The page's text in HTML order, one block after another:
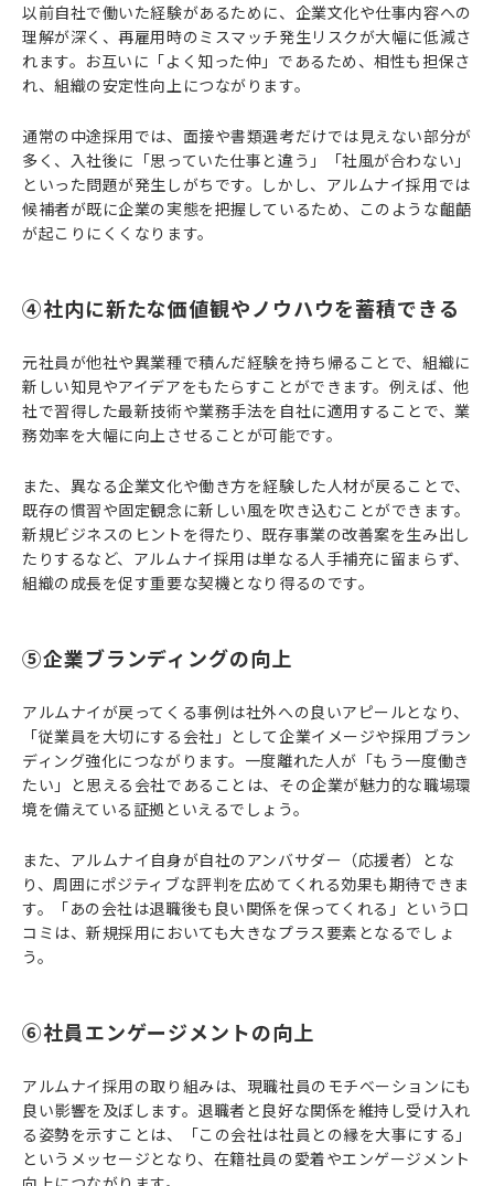
以前自社で働いた経験があるために、企業文化や仕事内容への
理解が深く、再雇用時のミスマッチ発生リスクが大幅に低減さ
れます。お互いに「よく知った仲」であるため、相性も担保さ
れ、組織の安定性向上につながります。
通常の中途採用では、面接や書類選考だけでは見えない部分が
多く、入社後に「思っていた仕事と違う」「社風が合わない」
といった問題が発生しがちです。しかし、アルムナイ採用では
候補者が既に企業の実態を把握しているため、このような齟齬
が起こりにくくなります。
④社内に新たな価値観やノウハウを蓄積できる
元社員が他社や異業種で積んだ経験を持ち帰ることで、組織に
新しい知見やアイデアをもたらすことができます。例えば、他
社で習得した最新技術や業務手法を自社に適用することで、業
務効率を大幅に向上させることが可能です。
また、異なる企業文化や働き方を経験した人材が戻ることで、
既存の慣習や固定観念に新しい風を吹き込むことができます。
新規ビジネスのヒントを得たり、既存事業の改善案を生み出し
たりするなど、アルムナイ採用は単なる人手補充に留まらず、
組織の成長を促す重要な契機となり得るのです。
⑤企業ブランディングの向上
アルムナイが戻ってくる事例は社外への良いアピールとなり、
「従業員を大切にする会社」として企業イメージや採用ブラン
ディング強化につながります。一度離れた人が「もう一度働き
たい」と思える会社であることは、その企業が魅力的な職場環
境を備えている証拠といえるでしょう。
また、アルムナイ自身が自社のアンバサダー（応援者）とな
り、周囲にポジティブな評判を広めてくれる効果も期待できま
す。「あの会社は退職後も良い関係を保ってくれる」という口
コミは、新規採用においても大きなプラス要素となるでしょ
う。
⑥社員エンゲージメントの向上
アルムナイ採用の取り組みは、現職社員のモチベーションにも
良い影響を及ぼします。退職者と良好な関係を維持し受け入れ
る姿勢を示すことは、「この会社は社員との縁を大事にする」
というメッセージとなり、在籍社員の愛着やエンゲージメント